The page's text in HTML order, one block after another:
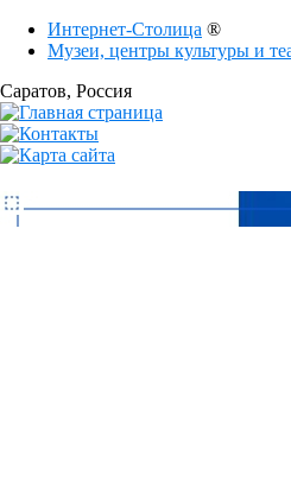
Интернет-Столица ®
Музеи, центры культуры и
Саратов, Россия